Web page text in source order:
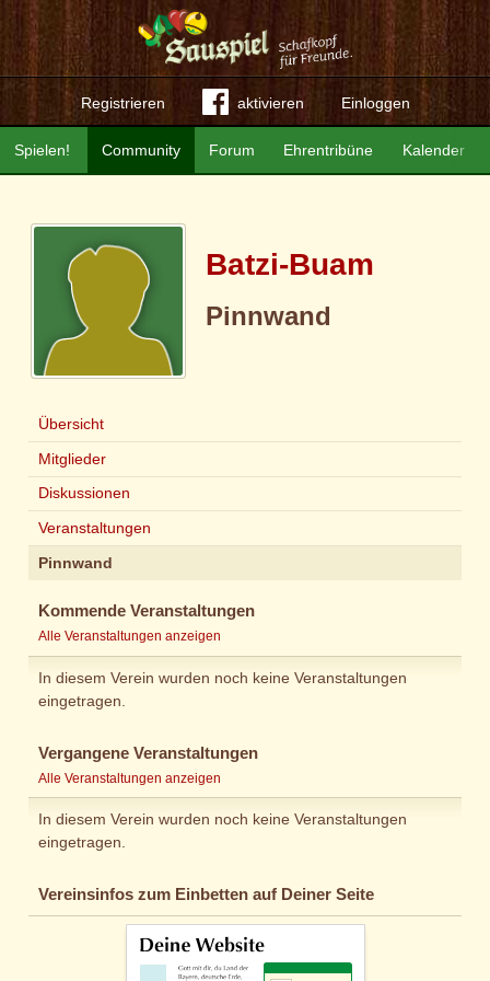
Registrieren aktivieren Einloggen
Community Forum Ehrentribüne Kalender
Spielen!
Batzi-Buam
Pinnwand
Übersicht
Mitglieder
Diskussionen
Veranstaltungen
Pinnwand
Kommende Veranstaltungen
Alle Veranstaltungen anzeigen
In diesem Verein wurden noch keine Veranstaltungen
eingetragen.
Vergangene Veranstaltungen
Alle Veranstaltungen anzeigen
In diesem Verein wurden noch keine Veranstaltungen
eingetragen.
Vereinsinfos zum Einbetten auf Deiner Seite